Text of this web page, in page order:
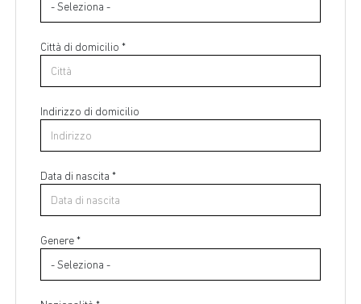
Città di domicilio *
Indirizzo di domicilio
Data di nascita *
Genere *